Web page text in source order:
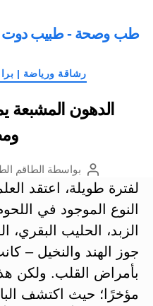
طب وصحة - طبيب دوت
رشاقة ورياضة |
الدهون المشبعة
كاتب
المقالة
بواسطة الطاقم
لفترة طويلة، اعتقد
النوع الموجود في
الزبد، الحليب
جوز الهند والنخيل –
بأمراض القلب. ولكن
مؤخرًا؛ حيث اكتشف